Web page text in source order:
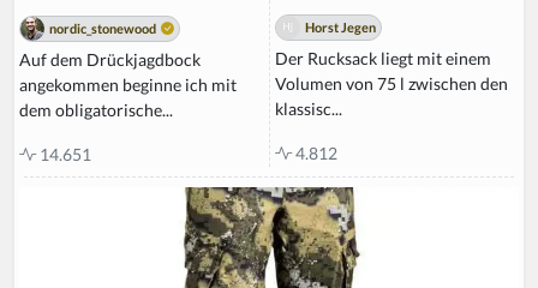
nordic_stonewood
Auf dem Drückjagdbock
angekommen beginne ich mit
dem obligatorische...
14.651
Horst Jegen
Der Rucksack liegt mit einem
Volumen von 75 l zwischen den
klassisc...
4.812